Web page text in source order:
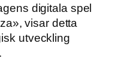
digitala spel
visar detta
utveckling